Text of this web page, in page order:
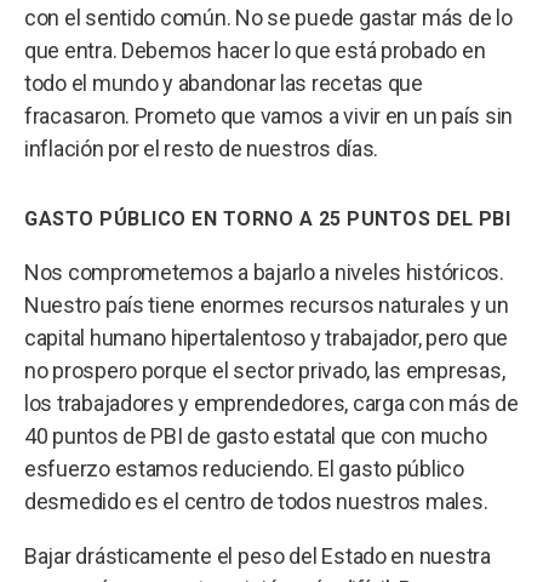
con el sentido común. No se puede gastar más de lo
que entra. Debemos hacer lo que está probado en
todo el mundo y abandonar las recetas que
fracasaron. Prometo que vamos a vivir en un país sin
inflación por el resto de nuestros días.
GASTO PÚBLICO EN TORNO A 25 PUNTOS DEL PBI
Nos comprometemos a bajarlo a niveles históricos.
Nuestro país tiene enormes recursos naturales y un
capital humano hipertalentoso y trabajador, pero que
no prospero porque el sector privado, las empresas,
los trabajadores y emprendedores, carga con más de
40 puntos de PBI de gasto estatal que con mucho
esfuerzo estamos reduciendo. El gasto público
desmedido es el centro de todos nuestros males.
Bajar drásticamente el peso del Estado en nuestra